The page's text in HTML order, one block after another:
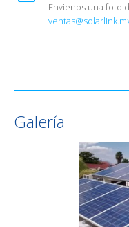
Envienos una foto
Galería